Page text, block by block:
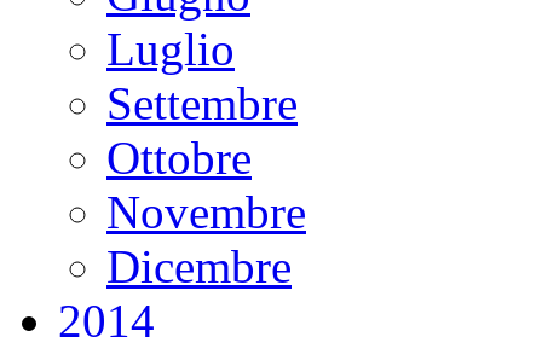
Luglio
Settembre
Ottobre
Novembre
Dicembre
2014